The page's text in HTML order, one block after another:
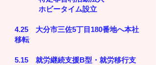
ホビータイム設立
4.25 大分市三佐5丁目180番地へ本社
移転
5.15 就労継続支援B型・就労移行支